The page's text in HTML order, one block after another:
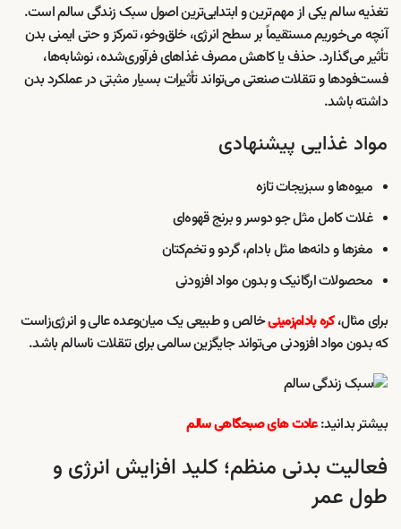
تغذیه سالم یکی از مهم‌ترین و ابتدایی‌ترین اصول سبک زندگی سالم است.
آنچه می‌خوریم مستقیماً بر سطح انرژی، خلق‌وخو، تمرکز و حتی ایمنی بدن
تأثیر می‌گذارد. حذف یا کاهش مصرف غذاهای فرآوری‌شده، نوشابه‌ها،
فست‌فودها و تنقلات صنعتی می‌تواند تأثیرات بسیار مثبتی در عملکرد بدن
داشته باشد.
مواد غذایی پیشنهادی
میوه‌ها و سبزیجات تازه
غلات کامل مثل جو دوسر و برنج قهوه‌ای
مغزها و دانه‌ها مثل بادام، گردو و تخم‌کتان
محصولات ارگانیک و بدون مواد افزودنی
برای مثال،کره بادام‌زمینیخالص و طبیعی یک میان‌وعده عالی و انرژی‌زاست
که بدون مواد افزودنی می‌تواند جایگزین سالمی برای تنقلات ناسالم باشد.
بیشتر بدانید:عادت های صبحگاهی سالم
فعالیت بدنی منظم؛ کلید افزایش انرژی و
طول عمر